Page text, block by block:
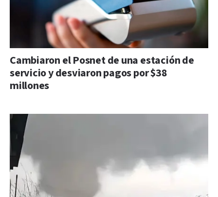
Cambiaron el Posnet de una estación de
servicio y desviaron pagos por $38
millones